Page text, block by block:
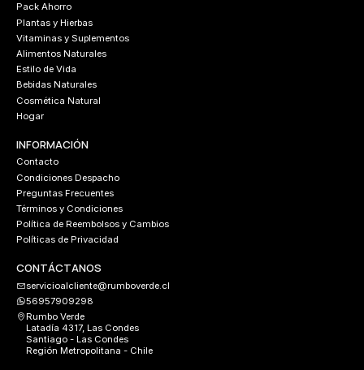
Pack Ahorro
Plantas y Hierbas
Vitaminas y Suplementos
Alimentos Naturales
Estilo de Vida
Bebidas Naturales
Cosmética Natural
Hogar
INFORMACIÓN
Contacto
Condiciones Despacho
Preguntas Frecuentes
Términos y Condiciones
Política de Reembolsos y Cambios
Políticas de Privacidad
CONTÁCTANOS
servicioalcliente@rumboverde.cl
56957909298
Rumbo Verde
Latadía 4317, Las Condes
Santiago - Las Condes
Región Metropolitana - Chile